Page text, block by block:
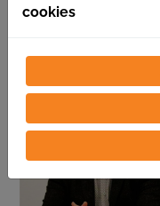
cookies